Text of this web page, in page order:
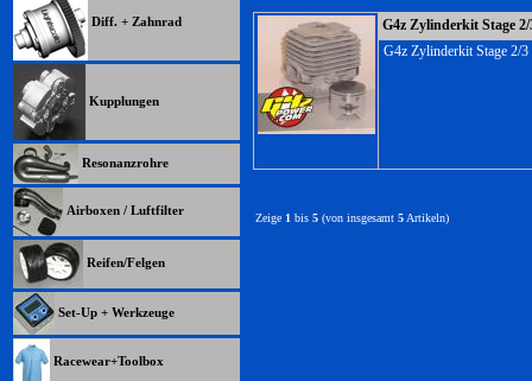
Diff. + Zahnrad
Kupplungen
Resonanzrohre
Airboxen / Luftfilter
Reifen/Felgen
Set-Up + Werkzeuge
Racewear+Toolbox
G4z Zylinderkit Stage 2/
G4z Zylinderkit Stage 2/
Zeige 1 bis 5 (von insgesamt 5 Artikeln)